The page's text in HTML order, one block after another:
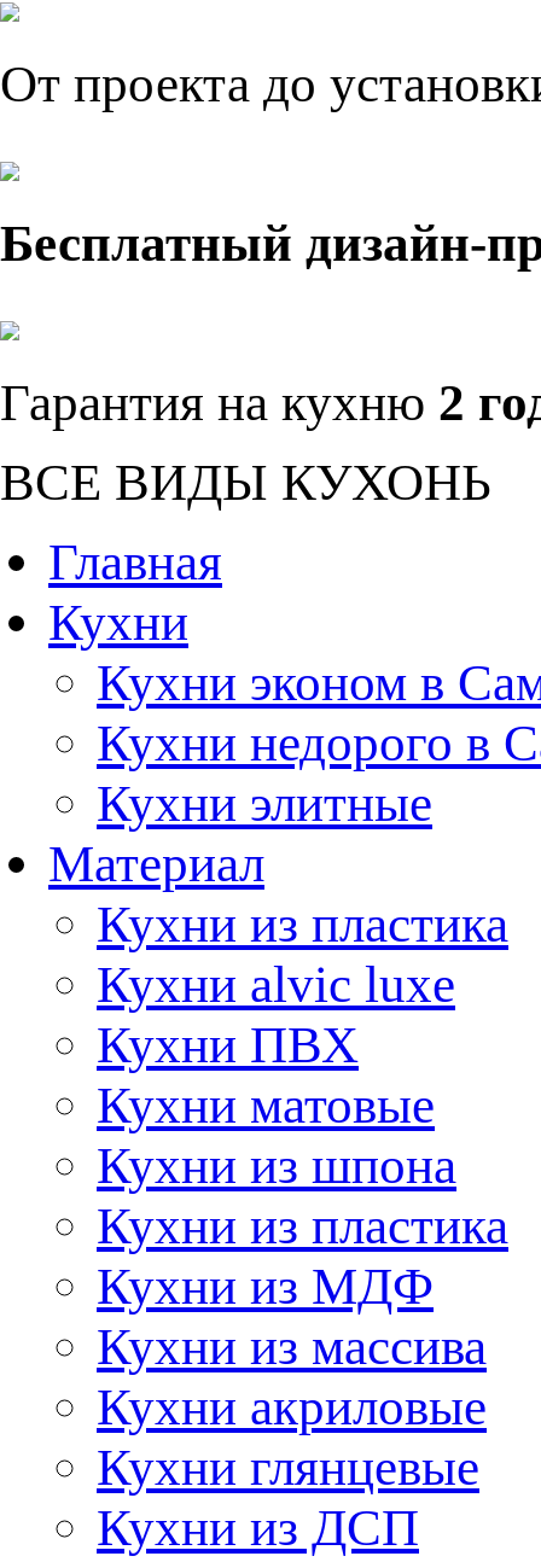
От проекта до
Бесплатный дизайн-
Гарантия на кухню 2
ВСЕ ВИДЫ КУХОНЬ
Главная
Кухни
Кухни эконом в
Кухни недорого в
Кухни элитные
Материал
Кухни из пластика
Кухни alvic luxe
Кухни ПВХ
Кухни матовые
Кухни из шпона
Кухни из пластика
Кухни из МДФ
Кухни из массива
Кухни акриловые
Кухни глянцевые
Кухни из ДСП